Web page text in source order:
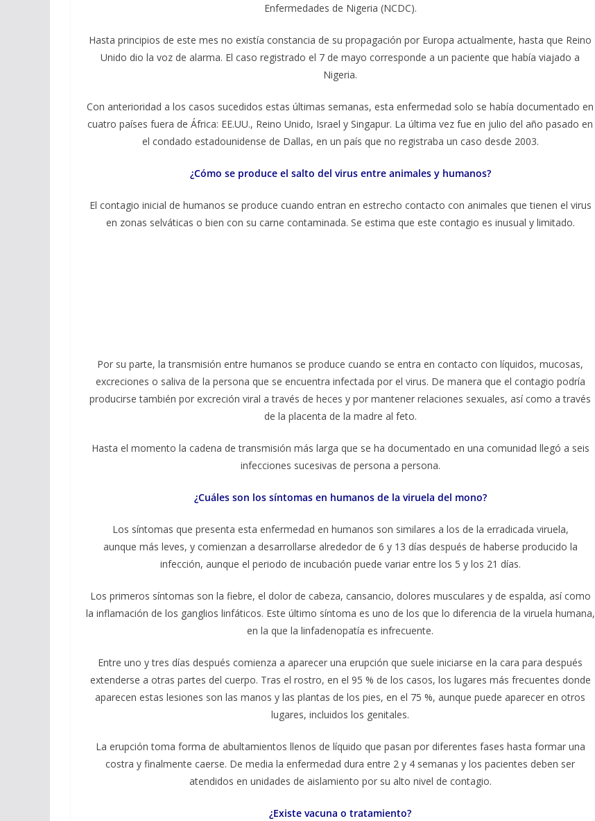
Enfermedades de Nigeria (NCDC).
Hasta principios de este mes no existía constancia de su propagación por Europa actualmente, hasta que Reino
Unido dio la voz de alarma. El caso registrado el 7 de mayo corresponde a un paciente que había viajado a
Nigeria.
Con anterioridad a los casos sucedidos estas últimas semanas, esta enfermedad solo se había documentado en
cuatro países fuera de África: EE.UU., Reino Unido, Israel y Singapur. La última vez fue en julio del año pasado en
el condado estadounidense de Dallas, en un país que no registraba un caso desde 2003.
¿Cómo se produce el salto del virus entre animales y humanos?
El contagio inicial de humanos se produce cuando entran en estrecho contacto con animales que tienen el virus
en zonas selváticas o bien con su carne contaminada. Se estima que este contagio es inusual y limitado.
Por su parte, la transmisión entre humanos se produce cuando se entra en contacto con líquidos, mucosas,
excreciones o saliva de la persona que se encuentra infectada por el virus. De manera que el contagio podría
producirse también por excreción viral a través de heces y por mantener relaciones sexuales, así como a través
de la placenta de la madre al feto.
Hasta el momento la cadena de transmisión más larga que se ha documentado en una comunidad llegó a seis
infecciones sucesivas de persona a persona.
¿Cuáles son los síntomas en humanos de la viruela del mono?
Los síntomas que presenta esta enfermedad en humanos son similares a los de la erradicada viruela,
aunque más leves, y comienzan a desarrollarse alrededor de 6 y 13 días después de haberse producido la
infección, aunque el periodo de incubación puede variar entre los 5 y los 21 días.
Los primeros síntomas son la fiebre, el dolor de cabeza, cansancio, dolores musculares y de espalda, así como
la inflamación de los ganglios linfáticos. Este último síntoma es uno de los que lo diferencia de la viruela humana,
en la que la linfadenopatía es infrecuente.
Entre uno y tres días después comienza a aparecer una erupción que suele iniciarse en la cara para después
extenderse a otras partes del cuerpo. Tras el rostro, en el 95 % de los casos, los lugares más frecuentes donde
aparecen estas lesiones son las manos y las plantas de los pies, en el 75 %, aunque puede aparecer en otros
lugares, incluidos los genitales.
La erupción toma forma de abultamientos llenos de líquido que pasan por diferentes fases hasta formar una
costra y finalmente caerse. De media la enfermedad dura entre 2 y 4 semanas y los pacientes deben ser
atendidos en unidades de aislamiento por su alto nivel de contagio.
¿Existe vacuna o tratamiento?